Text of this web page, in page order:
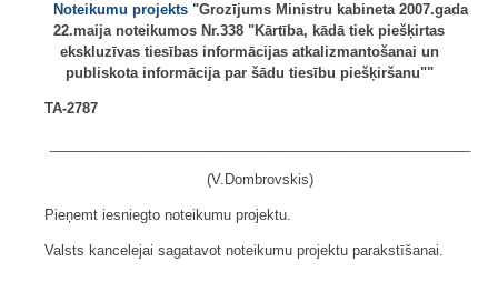
Noteikumu projekts"Grozījums Ministru kabineta 2007.gada
22.maija noteikumos Nr.338 "Kārtība, kādā tiek piešķirtas
ekskluzīvas tiesības informācijas atkalizmantošanai un
publiskota informācija par šādu tiesību piešķiršanu""
TA-2787
(V.Dombrovskis)
Pieņemt iesniegto noteikumu projektu.
Valsts kancelejai sagatavot noteikumu projektu parakstīšanai.